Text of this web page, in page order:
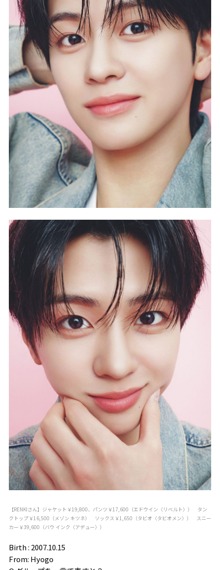
【RENKIさん】ジャケット￥19,800、パンツ￥17,600（エドウイン〈リベルト〉） タン
クトップ￥16,500（メゾン キツネ） ソックス￥1,650（タビオ〈タビオメン〉） スニー
カー￥39,600（バウ インク〈アデュー〉）
Birth : 2007.10.15
From: Hyogo